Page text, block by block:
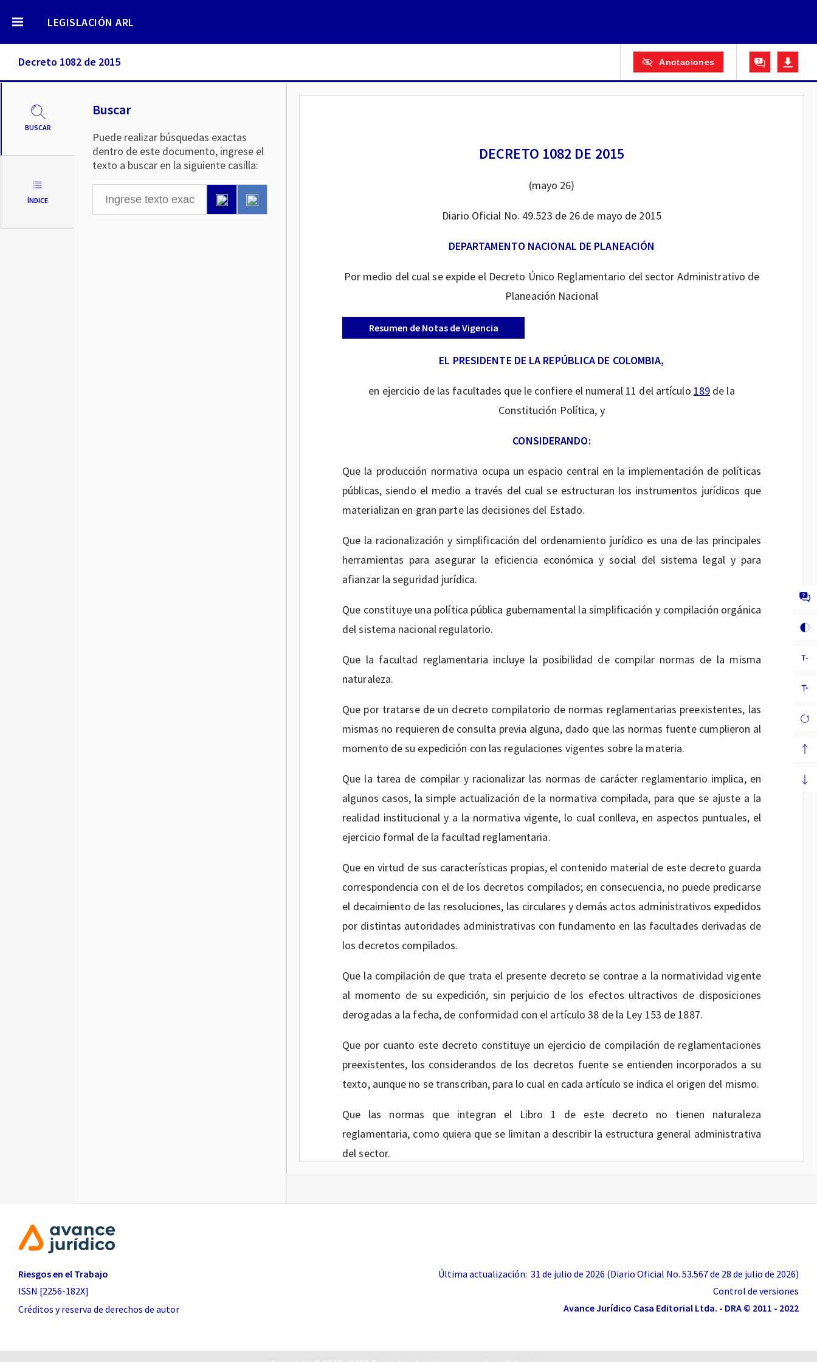
LEGISLACIÓN ARL
Decreto 1082 de 2015 Anotaciones
BUSCAR
ÍNDICE
Buscar
Puede realizar búsquedas exactas
dentro de este documento, ingrese el
texto a buscar en la siguiente casilla:
DECRETO 1082 DE 2015
(mayo 26)
Diario Oficial No. 49.523 de 26 de mayo de 2015
DEPARTAMENTO NACIONAL DE PLANEACIÓN
Por medio del cual se expide el Decreto Único Reglamentario del sector Administrativo de
Planeación Nacional
Resumen de Notas de Vigencia
EL PRESIDENTE DE LA REPÚBLICA DE COLOMBIA,
en ejercicio de las facultades que le confiere el numeral 11 del artículo 189 de la
Constitución Política, y
CONSIDERANDO:
Que la producción normativa ocupa un espacio central en la implementación de políticas
públicas, siendo el medio a través del cual se estructuran los instrumentos jurídicos que
materializan en gran parte las decisiones del Estado.
Que la racionalización y simplificación del ordenamiento jurídico es una de las principales
herramientas para asegurar la eficiencia económica y social del sistema legal y para
afianzar la seguridad jurídica.
Que constituye una política pública gubernamental la simplificación y compilación orgánica
del sistema nacional regulatorio.
Que la facultad reglamentaria incluye la posibilidad de compilar normas de la misma
naturaleza.
Que por tratarse de un decreto compilatorio de normas reglamentarias preexistentes, las
mismas no requieren de consulta previa alguna, dado que las normas fuente cumplieron al
momento de su expedición con las regulaciones vigentes sobre la materia.
Que la tarea de compilar y racionalizar las normas de carácter reglamentario implica, en
algunos casos, la simple actualización de la normativa compilada, para que se ajuste a la
realidad institucional y a la normativa vigente, lo cual conlleva, en aspectos puntuales, el
ejercicio formal de la facultad reglamentaria.
Que en virtud de sus características propias, el contenido material de este decreto guarda
correspondencia con el de los decretos compilados; en consecuencia, no puede predicarse
el decaimiento de las resoluciones, las circulares y demás actos administrativos expedidos
por distintas autoridades administrativas con fundamento en las facultades derivadas de
los decretos compilados.
Que la compilación de que trata el presente decreto se contrae a la normatividad vigente
al momento de su expedición, sin perjuicio de los efectos ultractivos de disposiciones
derogadas a la fecha, de conformidad con el artículo 38 de la Ley 153 de 1887.
Que por cuanto este decreto constituye un ejercicio de compilación de reglamentaciones
preexistentes, los considerandos de los decretos fuente se entienden incorporados a su
texto, aunque no se transcriban, para lo cual en cada artículo se indica el origen del mismo.
Que las normas que integran el Libro 1 de este decreto no tienen naturaleza
reglamentaria, como quiera que se limitan a describir la estructura general administrativa
del sector.
verificó que ninguna norma compilada hubiera sido objeto de declaración de nulidad o de
Que con el objetivo de compilar y racionalizar las normas de carácter reglamentario que
rigen en el sector y contar con un instrumento jurídico único para el mismo, se hace
necesario expedir el presente Decreto Único Reglamentario Sectorial.
Riesgos en el Trabajo
ISSN [2256-182X]
Última actualización: 31 de julio de 2026 (Diario Oficial No. 53.567 de 28 de julio de 2026)
Control de versiones
Créditos y reserva de derechos de autor
Avance Jurídico Casa Editorial Ltda. - DRA © 2011 - 2022